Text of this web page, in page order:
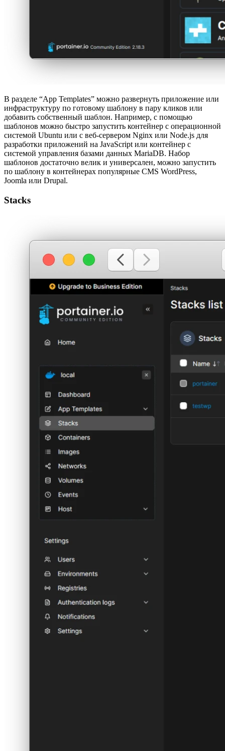
В разделе “App Templates” можно развернуть приложение или
инфраструктуру по готовому шаблону в пару кликов или
добавить собственный шаблон. Например, с помощью
шаблонов можно быстро запустить контейнер с операционной
системой Ubuntu или с веб-сервером Nginx или Node.js для
разработки приложений на JavaScript или контейнер с
системой управления базами данных MariaDB. Набор
шаблонов достаточно велик и универсален, можно запустить
по шаблону в контейнерах популярные CMS WordPress,
Joomla или Drupal.
Stacks